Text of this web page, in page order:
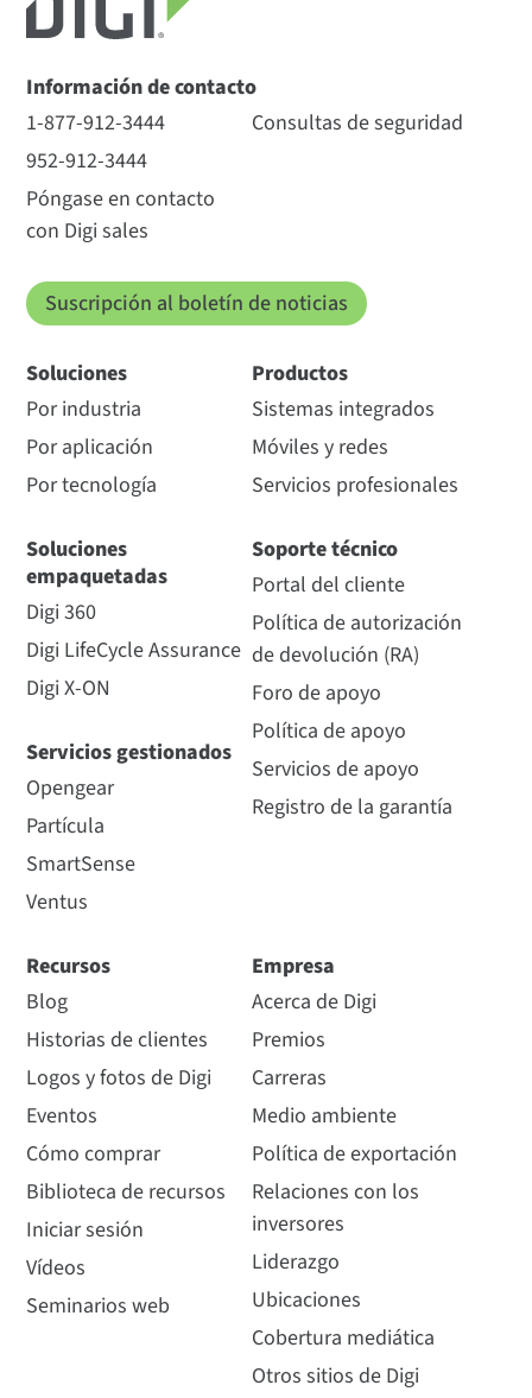
Información de contacto
1-877-912-3444
952-912-3444
Póngase en contacto
con Digi sales
Consultas de seguridad
Suscripción al boletín de noticias
Soluciones
Por industria
Por aplicación
Por tecnología
Soluciones
empaquetadas
Digi 360
Digi LifeCycle Assurance
Digi X-ON
Servicios gestionados
Opengear
Partícula
SmartSense
Ventus
Productos
Sistemas integrados
Móviles y redes
Servicios profesionales
Soporte técnico
Portal del cliente
Política de autorización
de devolución (RA)
Foro de apoyo
Política de apoyo
Servicios de apoyo
Registro de la garantía
Recursos
Blog
Historias de clientes
Logos y fotos de Digi
Eventos
Cómo comprar
Biblioteca de recursos
Iniciar sesión
Vídeos
Seminarios web
Empresa
Acerca de Digi
Premios
Carreras
Medio ambiente
Política de exportación
Relaciones con los
inversores
Liderazgo
Ubicaciones
Cobertura mediática
Otros sitios de Digi